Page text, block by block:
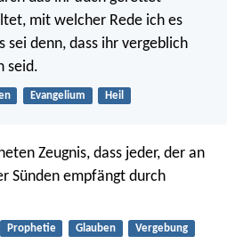
mit welcher Rede ich es
sei denn, dass ihr vergeblich
seid.
Evangelium Heil
Zeugnis, dass jeder, der an
Sünden empfängt durch
Prophetie Glauben Vergebung